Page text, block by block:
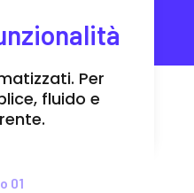
Per
fluido e
01